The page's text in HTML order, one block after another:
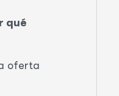
qué
oferta